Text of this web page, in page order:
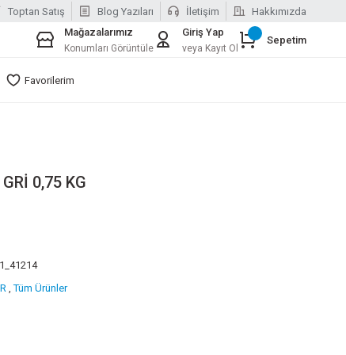
Toptan Satış Blog Yazıları İletişim Hakkımızda
Mağazalarımız
Konumları Görüntüle
Giriş Yap
veya Kayıt Ol
Sepetim
Favorilerim
0,75 KG
,Tüm Ürünler